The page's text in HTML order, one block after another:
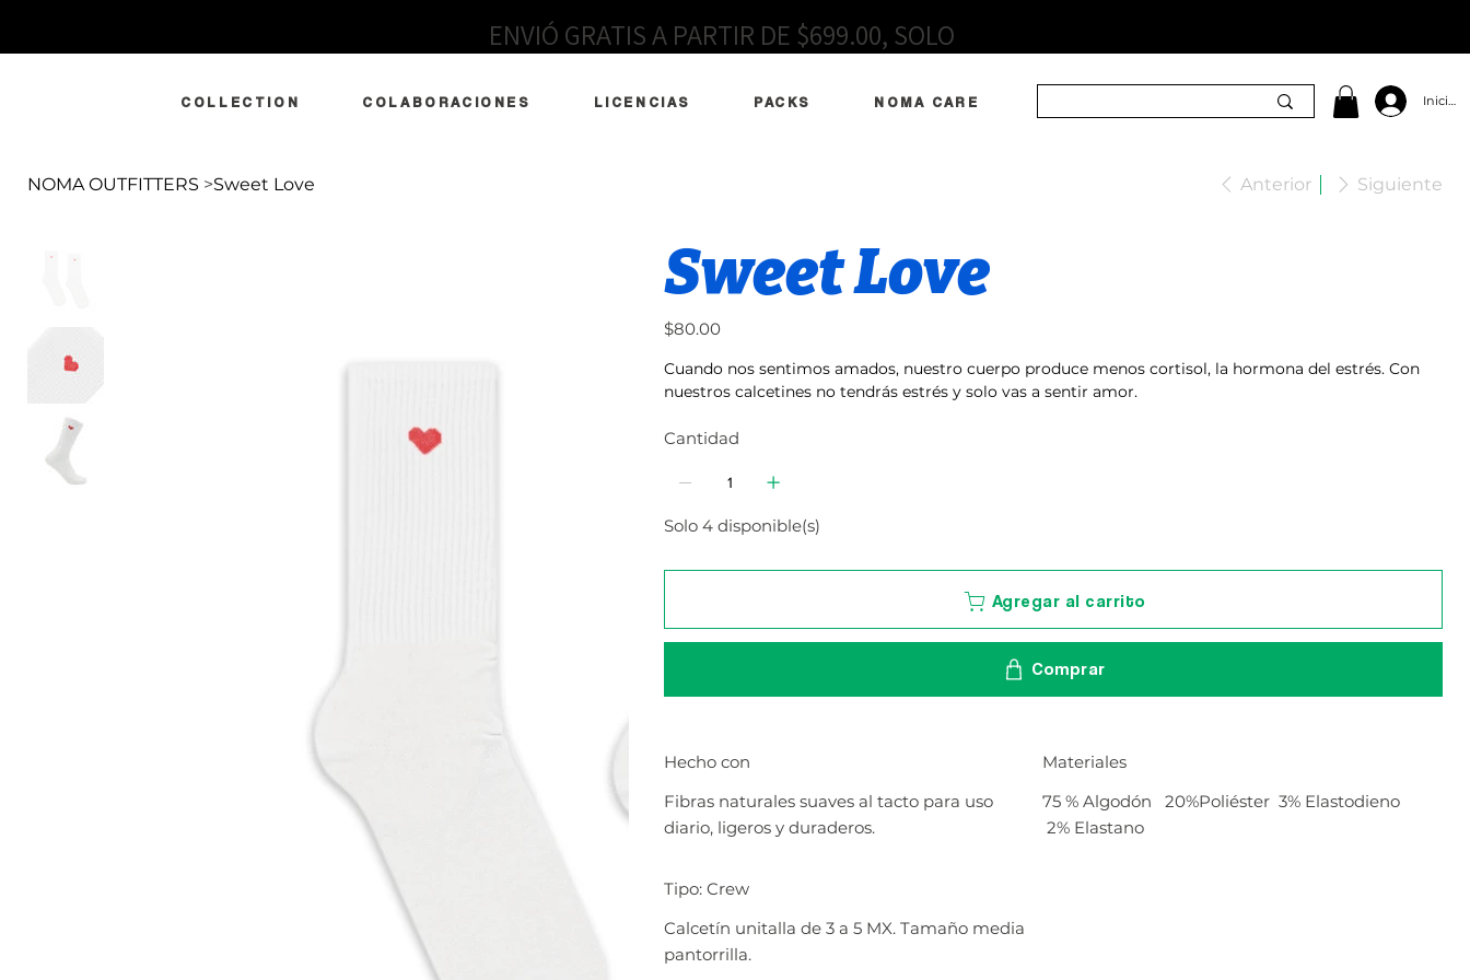
ENVIÓ GRATIS A PARTIR DE $699.00, SOLO
COLLECTION COLABORACIONES LICENCIAS PACKS NOMA CARE Iniciar
NOMA OUTFITTERS >Sweet Love Anterior Siguiente
Sweet Love
Precio
$80.00
Cuando nos sentimos amados, nuestro cuerpo produce menos cortisol, la hormona del estrés. Con
nuestros calcetines no tendrás estrés y solo vas a sentir amor.
Cantidad
Solo 4 disponible(s)
Agregar al carrito
Comprar
Hecho con
Fibras naturales suaves al tacto para uso
diario, ligeros y duraderos.
Materiales
75 % Algodón 20%Poliéster 3% Elastodieno
2% Elastano
Tipo: Crew
Calcetín unitalla de 3 a 5 MX. Tamaño media
pantorrilla.